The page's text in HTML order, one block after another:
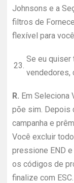
Johnsons e a
filtros de
flexível para
23.
Se eu quiser
vendedores,
R. Em Seleciona
põe sim. Depois
campanha e
Você excluir
pressione END
os códigos de
finalize com